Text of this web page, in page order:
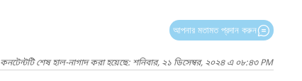
আপনার মতামত প্রদান করুন
কনটেন্টটি শেষ হাল-নাগাদ করা হয়েছে: শনিবার, ২১ ডিসেম্বর, ২০২৪ এ ০৮:৪৩ PM